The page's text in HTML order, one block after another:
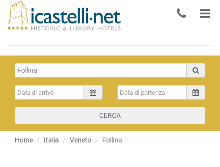
CERCA
Home Italia Veneto Follina